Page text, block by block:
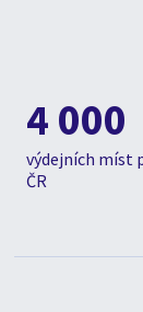
4 000
výdejních míst
ČR